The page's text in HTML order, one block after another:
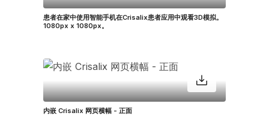
患者在家中使用智能手机在Crisalix患者应用中观看3D模拟。
1080px x 1080px。
内嵌 Crisalix 网页横幅 - 正面